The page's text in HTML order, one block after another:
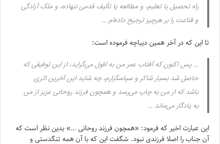
راه تحصیل یا تعلیم، و مطالعه یا تألیف قدمى ننهاده، و ملک آزادگى
و قناعت را بر هرچیز ترجیح داده‌ام …
تا این که در آخر همین دیباچه فرموده است:
… پس اکنون که آفتاب عمر من به افول مى‌گراید، از این توفیقى که
حاصل شد بسیار شاکر و سپاسگزارم، چه شاید این آخرین اثرى
باشد که از من به چاپ مى‌رسد و همچون فرزند روحانى عزیز از من
به یادگار مى‌ماند …
این عبارت اخیر که فرمود: «همچون فرزند روحانى …» بدین نظر است که
آن جناب را اصلا فرزندى نبود. شگفت این که با آن همه تنگدستى و